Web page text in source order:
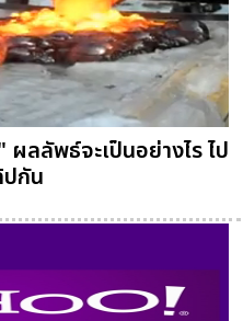
ผลลัพธ์จะเป็นอย่างไร ไป
กัน